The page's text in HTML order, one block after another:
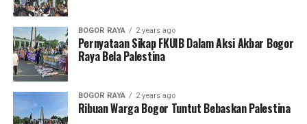
BOGOR RAYA 2 years ago
Pernyataan Sikap FKUIB Dalam Aksi Akbar Bogor
Raya Bela Palestina
BOGOR RAYA 2 years ago
Ribuan Warga Bogor Tuntut Bebaskan Palestina